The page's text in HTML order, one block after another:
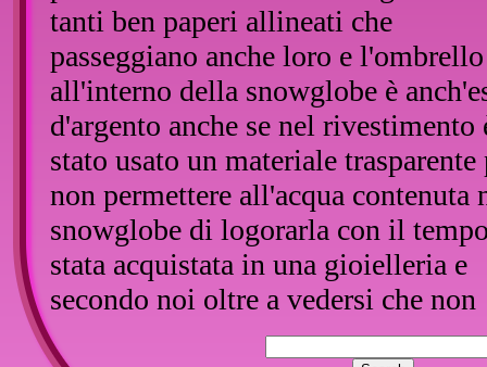
tanti ben paperi allineati che
passeggiano anche loro e l'ombrello
all'interno della snowglobe è
d'argento anche se nel rivestimento
stato usato un materiale trasparente
non permettere all'acqua contenuta
snowglobe di logorarla con il
stata acquistata in una gioielleria e
secondo noi oltre a vedersi che non
costa proprio pochissimo, ci è